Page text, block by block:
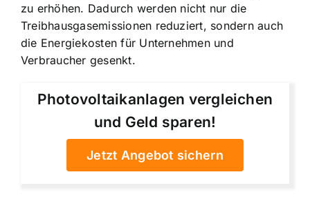
zu erhöhen. Dadurch werden nicht nur die
Treibhausgasemissionen reduziert, sondern auch
die Energiekosten für Unternehmen und
Verbraucher gesenkt.
Photovoltaikanlagen vergleichen
und Geld sparen!
Jetzt Angebot sichern